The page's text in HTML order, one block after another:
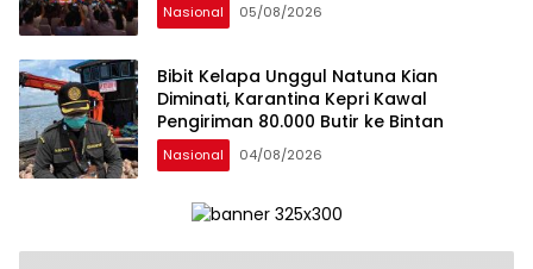
Tanah Air
Nasional 05/08/2026
Bibit Kelapa Unggul Natuna Kian
Diminati, Karantina Kepri Kawal
Pengiriman 80.000 Butir ke Bintan
Nasional 04/08/2026